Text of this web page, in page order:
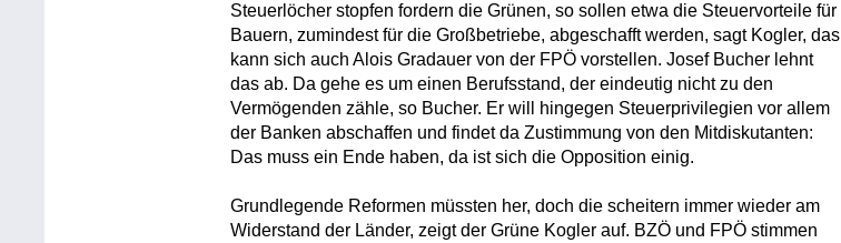
Steuerlöcher stopfen fordern die Grünen, so sollen etwa die Steuervorteile für
Bauern, zumindest für die Großbetriebe, abgeschafft werden, sagt Kogler, das
kann sich auch Alois Gradauer von der FPÖ vorstellen. Josef Bucher lehnt
das ab. Da gehe es um einen Berufsstand, der eindeutig nicht zu den
Vermögenden zähle, so Bucher. Er will hingegen Steuerprivilegien vor allem
der Banken abschaffen und findet da Zustimmung von den Mitdiskutanten:
Das muss ein Ende haben, da ist sich die Opposition einig.
Grundlegende Reformen müssten her, doch die scheitern immer wieder am
Widerstand der Länder, zeigt der Grüne Kogler auf. BZÖ und FPÖ stimmen